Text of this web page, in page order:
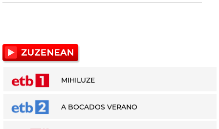
MIHILUZE
A BOCADOS VERANO